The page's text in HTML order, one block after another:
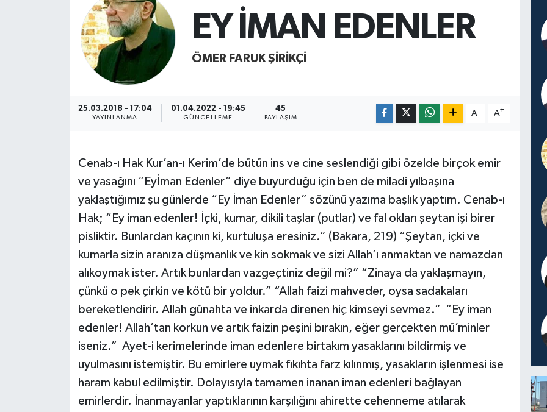
EY İMAN EDENLER
ÖMER FARUK ŞIRIKÇI
25.03.2018 - 17:04
YAYINLANMA
01.04.2022 - 19:45
GÜNCELLEME
45
PAYLAŞIM
A- A+
Cenab-ı Hak Kur’an-ı Kerim’de bütün ins ve cine seslendiği gibi özelde birçok emir
ve yasağını “Eyİman Edenler” diye buyurduğu için ben de miladi yılbaşına
yaklaştığımız şu günlerde “Ey İman Edenler” sözünü yazıma başlık yaptım. Cenab-ı
Hak; “Ey iman edenler! İçki, kumar, dikili taşlar (putlar) ve fal okları şeytan işi birer
pisliktir. Bunlardan kaçının ki, kurtuluşa eresiniz.” (Bakara, 219) “Şeytan, içki ve
kumarla sizin aranıza düşmanlık ve kin sokmak ve sizi Allah’ı anmaktan ve namazdan
alıkoymak ister. Artık bunlardan vazgeçtiniz değil mi?” “Zinaya da yaklaşmayın,
çünkü o pek çirkin ve kötü bir yoldur.” “Allah faizi mahveder, oysa sadakaları
bereketlendirir. Allah günahta ve inkarda direnen hiç kimseyi sevmez.” “Ey iman
edenler! Allah’tan korkun ve artık faizin peşini bırakın, eğer gerçekten mü’minler
iseniz.” Ayet-i kerimelerinde iman edenlere birtakım yasaklarını bildirmiş ve
uyulmasını istemiştir. Bu emirlere uymak fıkıhta farz kılınmış, yasakların işlenmesi ise
haram kabul edilmiştir. Dolayısıyla tamamen inanan iman edenleri bağlayan
emirlerdir. İnanmayanlar yaptıklarının karşılığını ahirette cehenneme atılarak
Kültür & Sanat